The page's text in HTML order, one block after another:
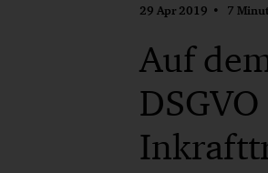
29 Apr 2019 7
Auf